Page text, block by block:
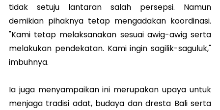
tidak setuju lantaran salah persepsi. Namun
demikian pihaknya tetap mengadakan koordinasi.
"Kami tetap melaksanakan sesuai awig-awig serta
melakukan pendekatan. Kami ingin sagilik-saguluk,"
imbuhnya.
Ia juga menyampaikan ini merupakan upaya untuk
menjaga tradisi adat, budaya dan dresta Bali serta